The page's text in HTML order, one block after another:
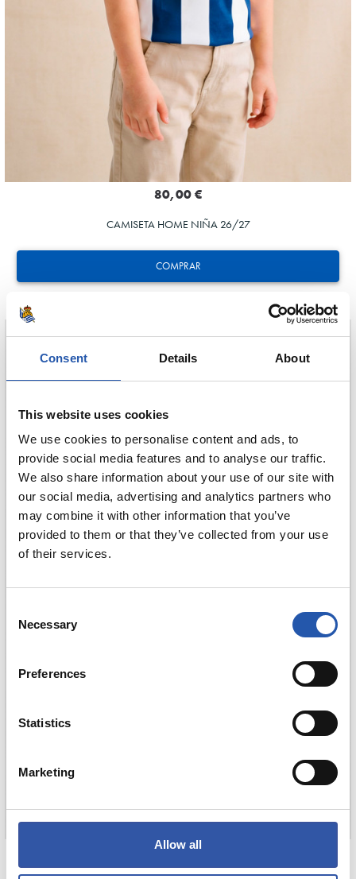
Consent Details About
This website uses cookies
We use cookies to personalise content and ads, to
provide social media features and to analyse our traffic.
We also share information about your use of our site with
our social media, advertising and analytics partners who
may combine it with other information that you’ve
provided to them or that they’ve collected from your use
of their services.
Selection
Necessary
Preferences
Statistics
Marketing
Allow all
COMPRAR
80,00 €
CAMISETA HOME NIÑA 26/27
10
85,00 €